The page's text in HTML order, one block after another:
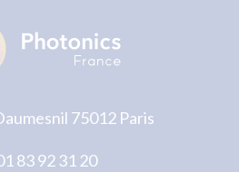
75012 Paris
83 92 31 20